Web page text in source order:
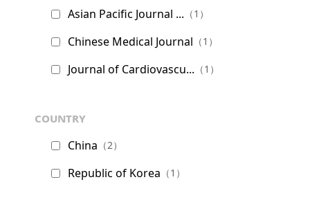
Asian Pacific Journal ... （1）
Chinese Medical Journal （1）
Journal of Cardiovascu... （1）
country
China （2）
Republic of Korea （1）